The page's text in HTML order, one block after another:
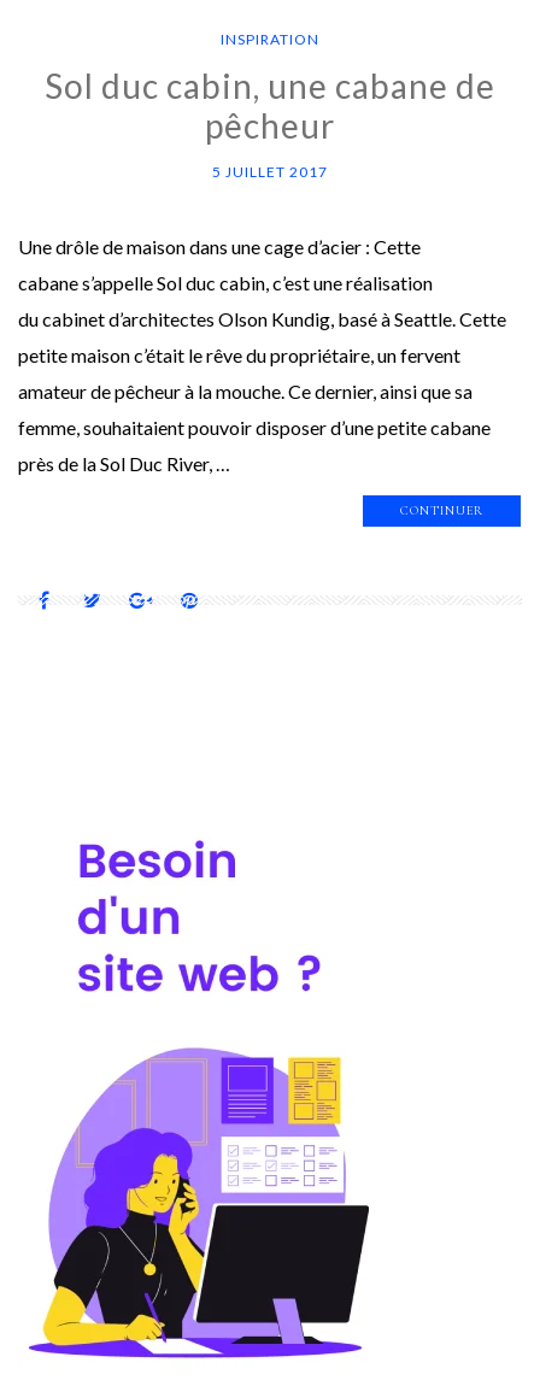
INSPIRATION
Sol duc cabin, une cabane de
pêcheur
5 JUILLET 2017
Une drôle de maison dans une cage d’acier : Cette
cabane s’appelle Sol duc cabin, c’est une réalisation
du cabinet d’architectes Olson Kundig, basé à Seattle. Cette
petite maison c’était le rêve du propriétaire, un fervent
amateur de pêcheur à la mouche. Ce dernier, ainsi que sa
femme, souhaitaient pouvoir disposer d’une petite cabane
près de la Sol Duc River, …
CONTINUER